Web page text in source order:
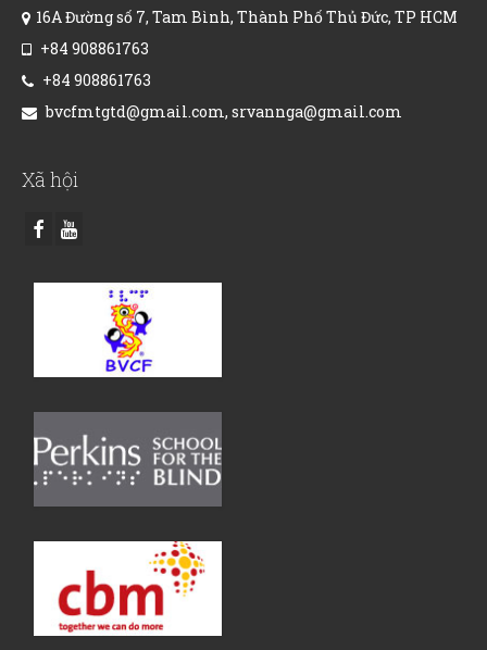
16A Đường số 7, Tam Bình, Thành Phố Thủ Đức, TP HCM
+84 908861763
+84 908861763
bvcfmtgtd@gmail.com, srvannga@gmail.com
Xã hội